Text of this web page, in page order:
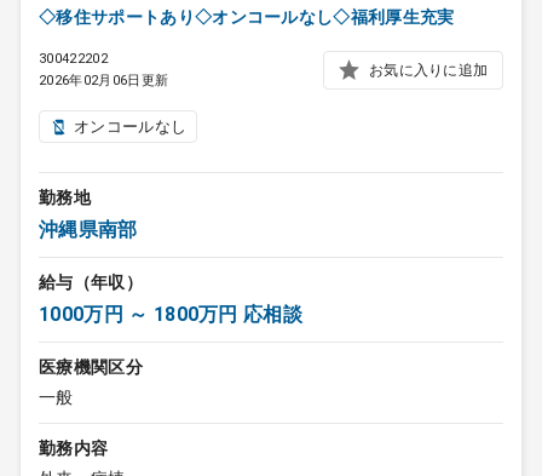
◇移住サポートあり◇オンコールなし◇福利厚生充実
300422202
2026年02月06日更新
お気に入りに追加
オンコールなし
勤務地
沖縄県南部
給与（年収）
1000万円 ～ 1800万円 応相談
医療機関区分
一般
勤務内容